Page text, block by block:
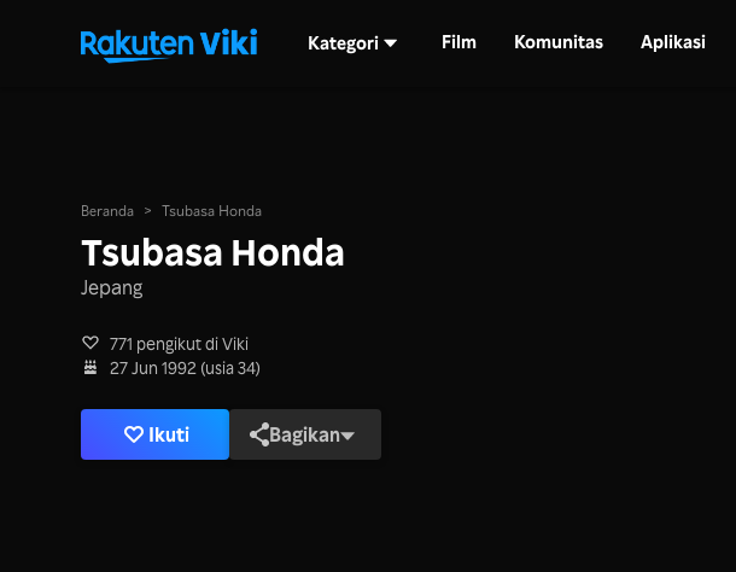
Kategori Film Komunitas Aplikasi
Beranda > Tsubasa Honda
Tsubasa Honda
Jepang
771 pengikut di Viki
27 Jun 1992 (usia 34)
Ikuti Bagikan